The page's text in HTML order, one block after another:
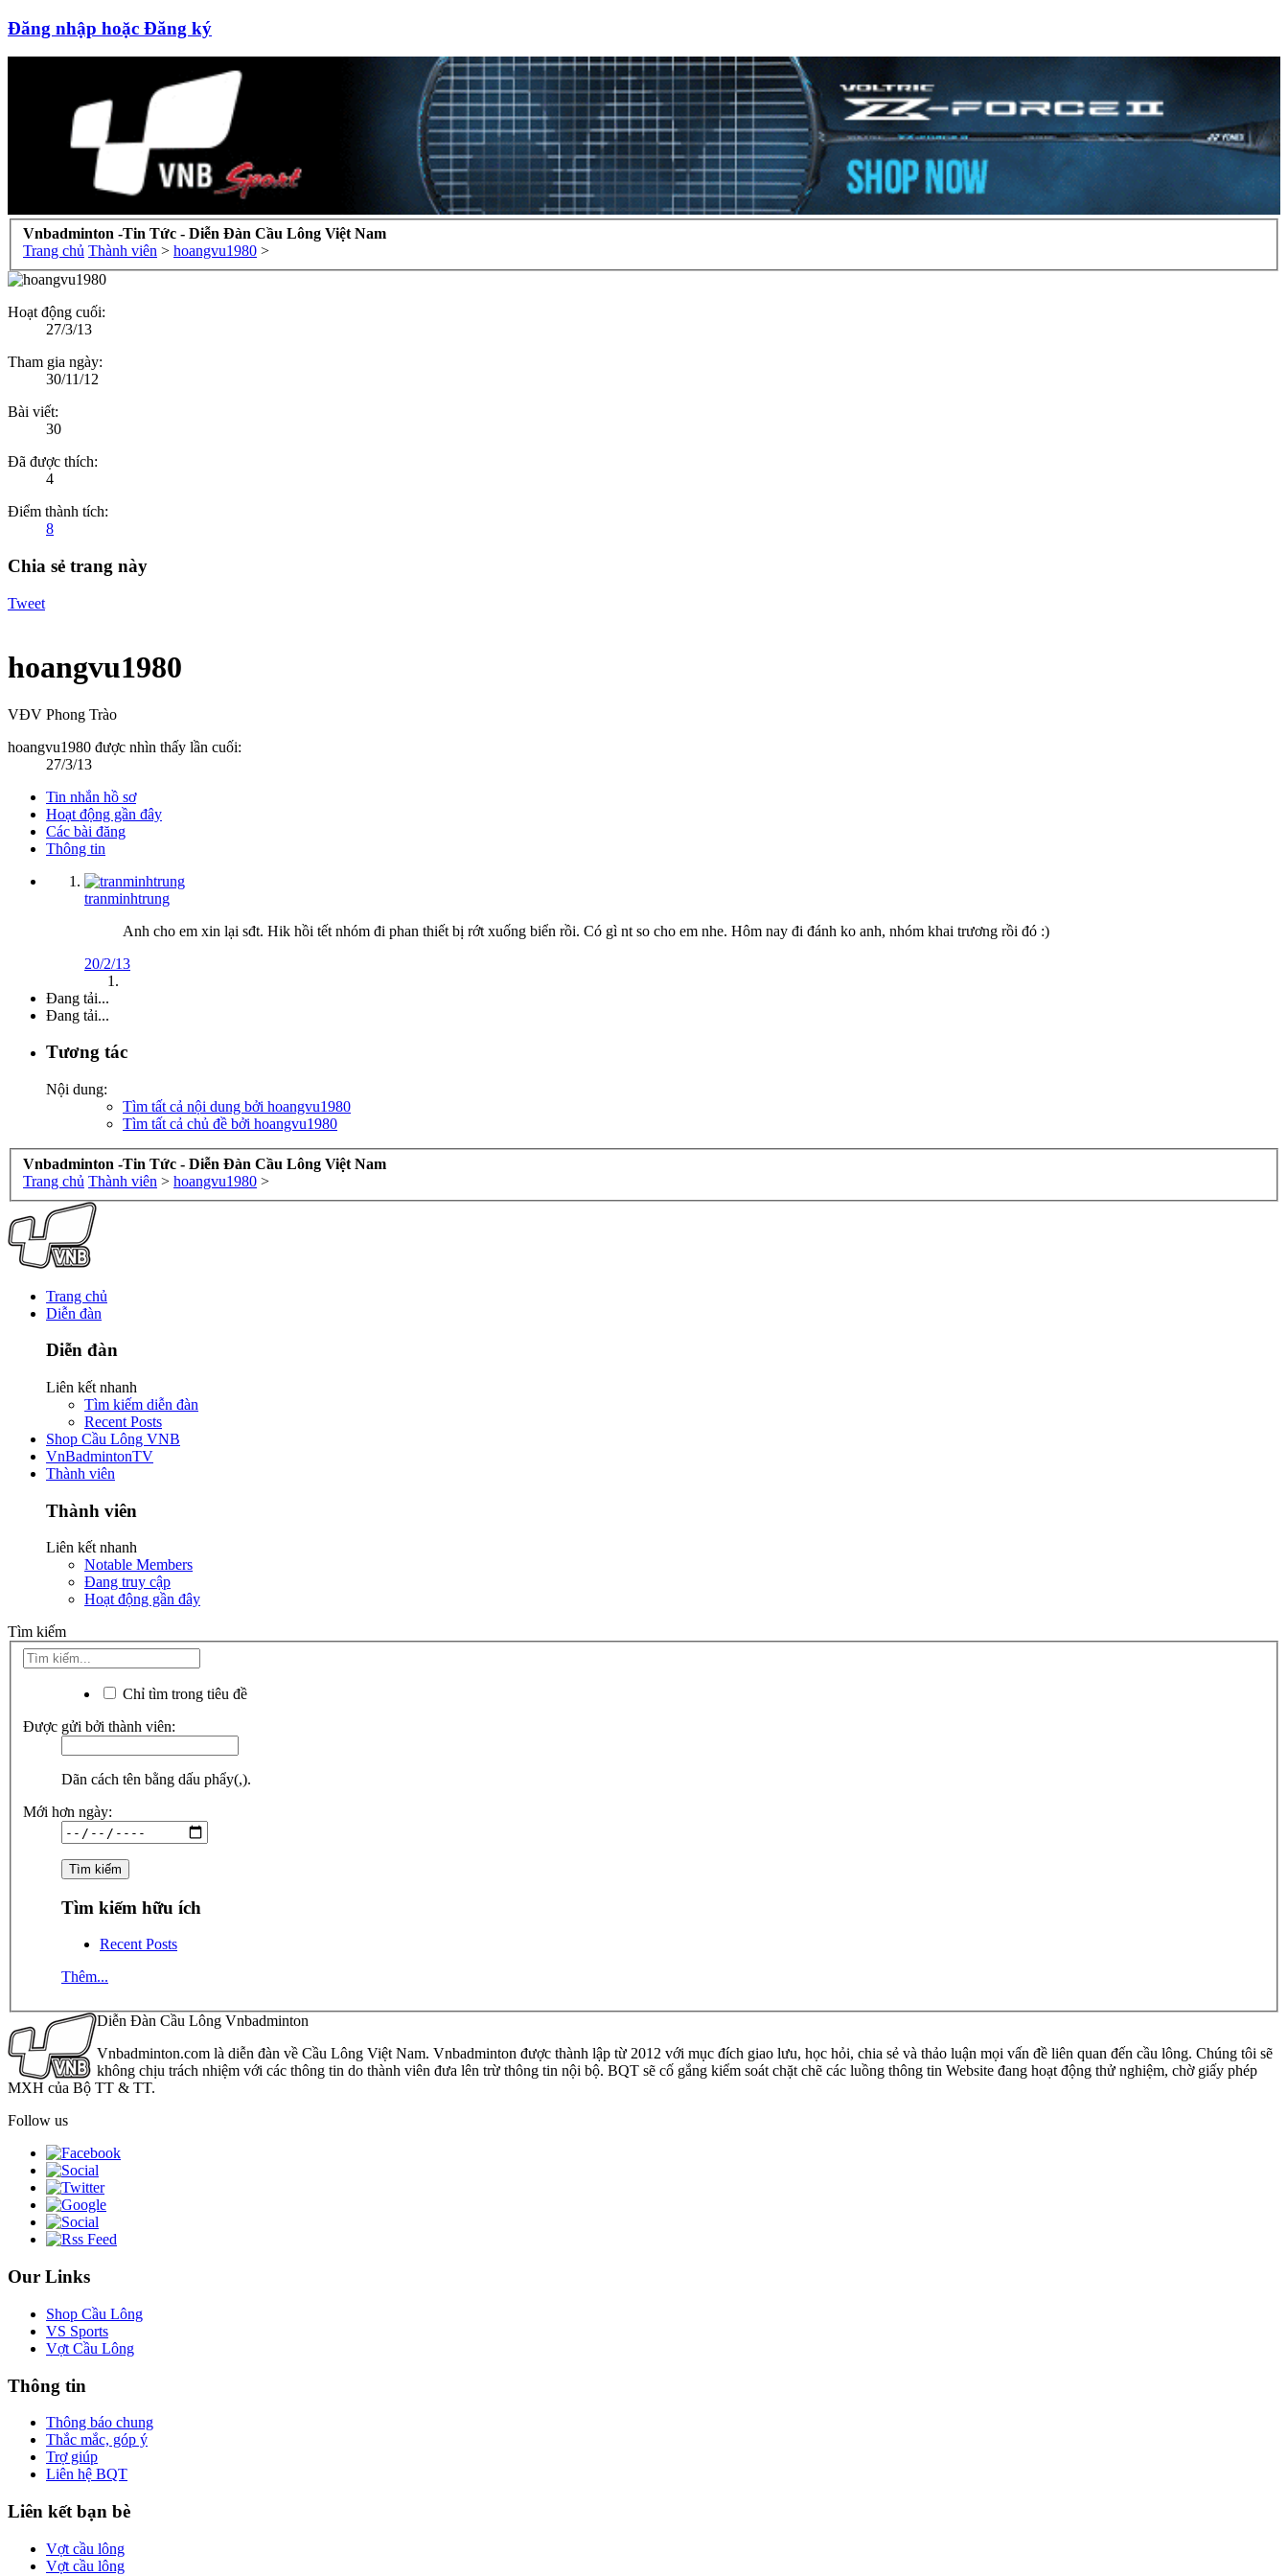
Đăng nhập hoặc Đăng ký
Vnbadminton -Tin Tức - Diễn Đàn Cầu Lông Việt Nam
Trang chủ Thành viên > hoangvu1980 >
Hoạt động cuối:
27/3/13
Tham gia ngày:
30/11/12
Bài viết:
30
Đã được thích:
4
Điểm thành tích:
8
Chia sẻ trang này
Tweet
hoangvu1980
VĐV Phong Trào
hoangvu1980 được nhìn thấy lần cuối:
27/3/13
Tin nhắn hồ sơ
Hoạt động gần đây
Các bài đăng
Thông tin
tranminhtrung
Anh cho em xin lại sđt. Hik hồi tết nhóm đi phan thiết bị rớt xuống biển rồi. Có gì nt so cho em nhe. Hôm nay đi đánh ko anh, nhóm khai trương rồi đó :)
20/2/13
Đang tải...
Đang tải...
Tương tác
Nội dung:
Tìm tất cả nội dung bởi hoangvu1980
Tìm tất cả chủ đề bởi hoangvu1980
Vnbadminton -Tin Tức - Diễn Đàn Cầu Lông Việt Nam
Trang chủ Thành viên > hoangvu1980 >
Trang chủ
Diễn đàn
Diễn đàn
Liên kết nhanh
Tìm kiếm diễn đàn
Recent Posts
Shop Cầu Lông VNB
VnBadmintonTV
Thành viên
Thành viên
Liên kết nhanh
Notable Members
Đang truy cập
Hoạt động gần đây
Tìm kiếm
Chỉ tìm trong tiêu đề
Được gửi bởi thành viên:
Dãn cách tên bằng dấu phẩy(,).
Mới hơn ngày:
Tìm kiếm hữu ích
Recent Posts
Thêm...
Diễn Đàn Cầu Lông Vnbadminton
Vnbadminton.com là diễn đàn về Cầu Lông Việt Nam. Vnbadminton được thành lập từ 2012 với mục đích giao lưu, học hỏi, chia sẻ và thảo luận mọi vấn đề liên quan đến cầu lông. Chúng tôi sẽ
không chịu trách nhiệm với các thông tin do thành viên đưa lên trừ thông tin nội bộ. BQT sẽ cố gắng kiểm soát chặt chẽ các luồng thông tin Website đang hoạt động thử nghiệm, chờ giấy phép
MXH của Bộ TT & TT.
Follow us
Our Links
Shop Cầu Lông
VS Sports
Vợt Cầu Lông
Thông tin
Thông báo chung
Thắc mắc, góp ý
Trợ giúp
Liên hệ BQT
Liên kết bạn bè
Vợt cầu lông
Vợt cầu lông